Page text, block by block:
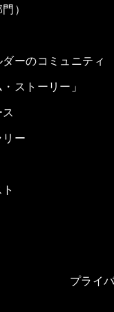
）
ーのコミュニティ
ストーリー」
リー
プライ